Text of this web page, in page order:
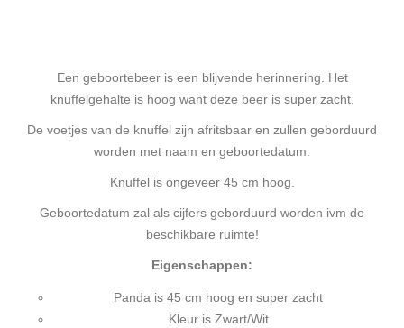
Een geboortebeer is een blijvende herinnering. Het
knuffelgehalte is hoog want deze beer is super zacht.
De voetjes van de knuffel zijn afritsbaar en zullen geborduurd
worden met naam en geboortedatum.
Knuffel is ongeveer 45 cm hoog.
Geboortedatum zal als cijfers geborduurd worden ivm de
beschikbare ruimte!
Eigenschappen:
Panda is 45 cm hoog en super zacht
Kleur is Zwart/Wit